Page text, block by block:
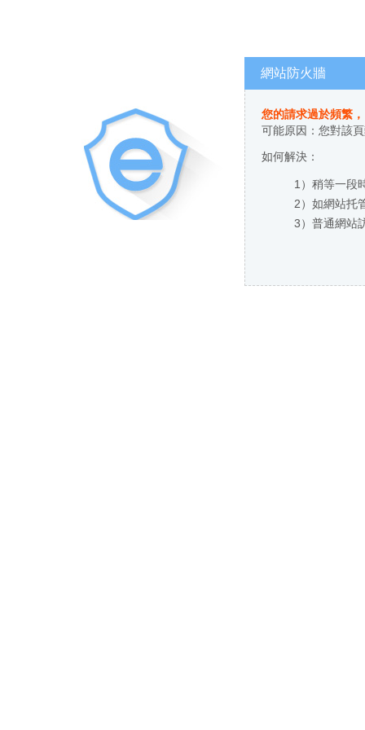
網站防火牆
您的請求過於頻繁
可能原因：您對該
如何解決：
1）稍等一段時
2）如網站托管
3）普通網站訪